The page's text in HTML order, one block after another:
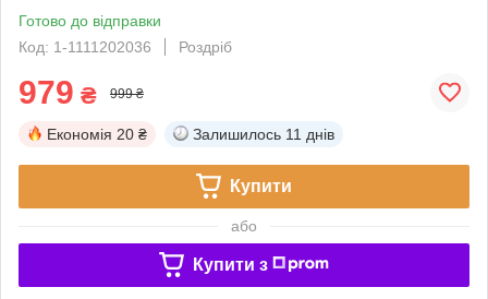
Готово до відправки
Код: 1-1111202036
Роздріб
979 ₴ 999 ₴
Економія 20 ₴ Залишилось 11 днів
Купити
або
Купити з